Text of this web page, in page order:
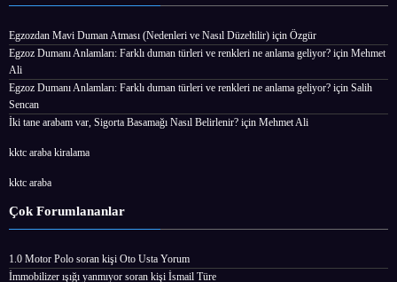
Egzozdan Mavi Duman Atması (Nedenleri ve Nasıl Düzeltilir) için Özgür
Egzoz Dumanı Anlamları: Farklı duman türleri ve renkleri ne anlama geliyor? için Mehmet
Ali
Egzoz Dumanı Anlamları: Farklı duman türleri ve renkleri ne anlama geliyor? için Salih
Sencan
İki tane arabam var, Sigorta Basamağı Nasıl Belirlenir? için Mehmet Ali
kktc araba kiralama
kktc araba
Çok Forumlananlar
1.0 Motor Polo soran kişi Oto Usta Yorum
İmmobilizer ışığı yanmıyor soran kişi İsmail Türe